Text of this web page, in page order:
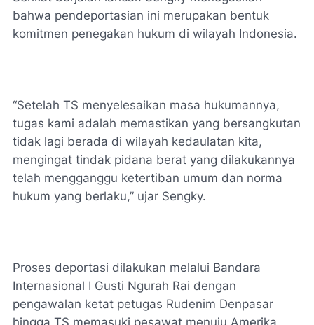
bahwa pendeportasian ini merupakan bentuk
komitmen penegakan hukum di wilayah Indonesia.
“Setelah TS menyelesaikan masa hukumannya,
tugas kami adalah memastikan yang bersangkutan
tidak lagi berada di wilayah kedaulatan kita,
mengingat tindak pidana berat yang dilakukannya
telah mengganggu ketertiban umum dan norma
hukum yang berlaku,” ujar Sengky.
Proses deportasi dilakukan melalui Bandara
Internasional I Gusti Ngurah Rai dengan
pengawalan ketat petugas Rudenim Denpasar
hingga TS memasuki pesawat menuju Amerika